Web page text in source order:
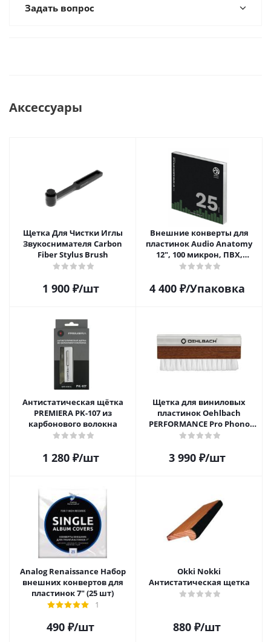
Задать вопрос
Аксессуары
Щетка Для Чистки Иглы
Звукоснимателя Carbon
Fiber Stylus Brush
1 900₽/шт
Внешние конверты для
пластинок Audio Anatomy
12", 100 микрон, ПВХ,
GATEFOLD (25 шт)
4 400₽/Упаковка
Антистатическая щётка
PREMIERA PK-107 из
карбонового волокна
1 280₽/шт
Щетка для виниловых
пластинок Oehlbach
PERFORMANCE Pro Phono
Brush, Record Brush,
3 990₽/шт
Analog Renaissance Набор
внешних конвертов для
пластинок 7" (25 шт)
1
490 ₽/шт
Okki Nokki
Антистатическая щетка
880 ₽/шт